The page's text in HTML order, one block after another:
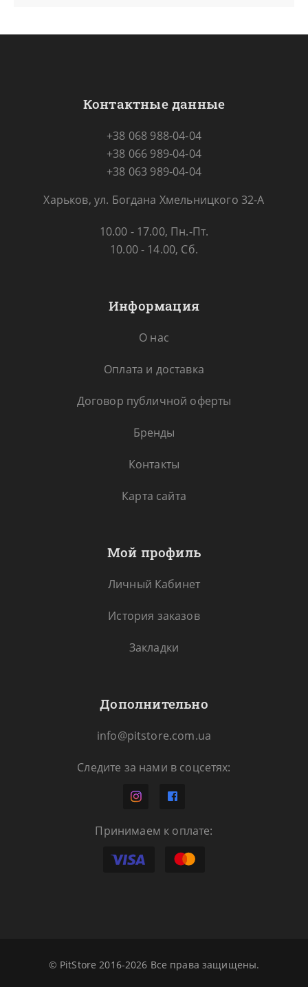
Контактные данные
+38 068 988-04-04
+38 066 989-04-04
+38 063 989-04-04
Харьков, ул. Богдана Хмельницкого 32-А
10.00 - 17.00, Пн.-Пт.
10.00 - 14.00, Сб.
Информация
О нас
Оплата и доставка
Договор публичной оферты
Бренды
Контакты
Карта сайта
Мой профиль
Личный Кабинет
История заказов
Закладки
Дополнительно
info@pitstore.com.ua
Следите за нами в соцсетях:
Принимаем к оплате:
© PitStore 2016-2026 Все права защищены.